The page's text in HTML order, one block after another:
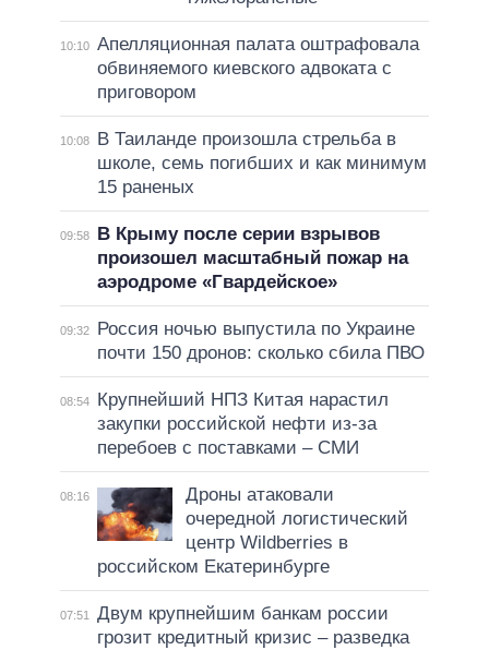
10:10 Апелляционная палата оштрафовала
обвиняемого киевского адвоката с
приговором
10:08
В Таиланде произошла стрельба в
школе, семь погибших и как минимум
15 раненых
09:58
В Крыму после серии взрывов
произошел масштабный пожар на
аэродроме «Гвардейское»
09:32
Россия ночью выпустила по Украине
почти 150 дронов: сколько сбила ПВО
08:54
Крупнейший НПЗ Китая нарастил
закупки российской нефти из-за
перебоев с поставками – СМИ
08:16
Дроны атаковали
очередной логистический
центр Wildberries в
российском Екатеринбурге
07:51
Двум крупнейшим банкам россии
грозит кредитный кризис – разведка